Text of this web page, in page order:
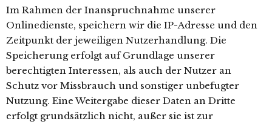
Im Rahmen der Inanspruchnahme unserer
Onlinedienste, speichern wir die IP-Adresse und den
Zeitpunkt der jeweiligen Nutzerhandlung. Die
Speicherung erfolgt auf Grundlage unserer
berechtigten Interessen, als auch der Nutzer an
Schutz vor Missbrauch und sonstiger unbefugter
Nutzung. Eine Weitergabe dieser Daten an Dritte
erfolgt grundsätzlich nicht, außer sie ist zur